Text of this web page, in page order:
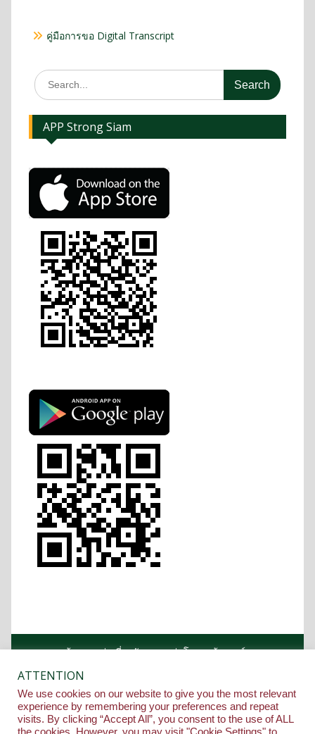
คู่มือการขอ Digital Transcript
APP Strong Siam
หน้าแรก เกี่ยวกับคณะ
โครงสร้างองค์กร
Copyright ©2020 Medical Department, Siam University.
All Rights Reserved
ATTENTION
We use cookies on our website to give you the most relevant
experience by remembering your preferences and repeat
visits. By clicking “Accept All”, you consent to the use of ALL